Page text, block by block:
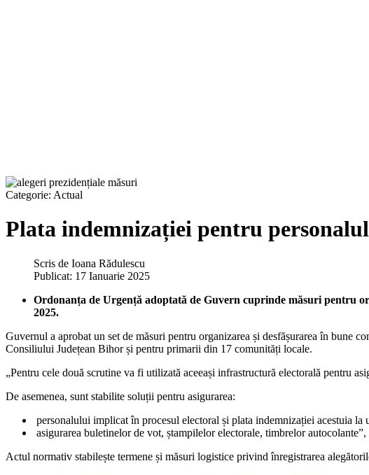
Categorie: Actual
Plata indemnizației pentru
Scris de Ioana Rădulescu
Publicat: 17 Ianuarie 2025
Ordonanța de Urgență adoptată de Guvern cuprinde măsuri pentru
2025.
Guvernul a aprobat un set de măsuri pentru organizarea și desfășurarea în bune
Consiliului Județean Bihor și pentru primarii din 17 comunități locale.
„Pentru cele două scrutine va fi utilizată aceeași infrastructură electorală pentru
De asemenea, sunt stabilite soluții pentru asigurarea:
personalului implicat în procesul electoral și plata indemnizației acestuia
asigurarea buletinelor de vot, ștampilelor electorale, timbrelor
Actul normativ stabilește termene și măsuri logistice privind înregistrarea